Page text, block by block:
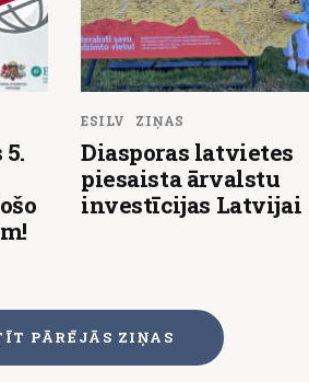
ESILV ZIŅAS
Diasporas latvietes
piesaista ārvalstu
investīcijas Latvijai
PĀRĒJĀS ZIŅAS